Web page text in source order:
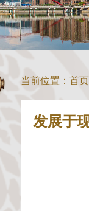
当前位置：首页
发展于